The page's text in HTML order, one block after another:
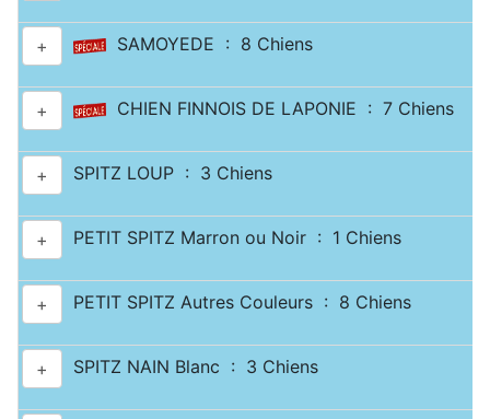
+ SAMOYEDE : 8 Chiens
+ CHIEN FINNOIS DE LAPONIE : 7 Chiens
+ SPITZ LOUP : 3 Chiens
+ PETIT SPITZ Marron ou Noir : 1 Chiens
+ PETIT SPITZ Autres Couleurs : 8 Chiens
+ SPITZ NAIN Blanc : 3 Chiens